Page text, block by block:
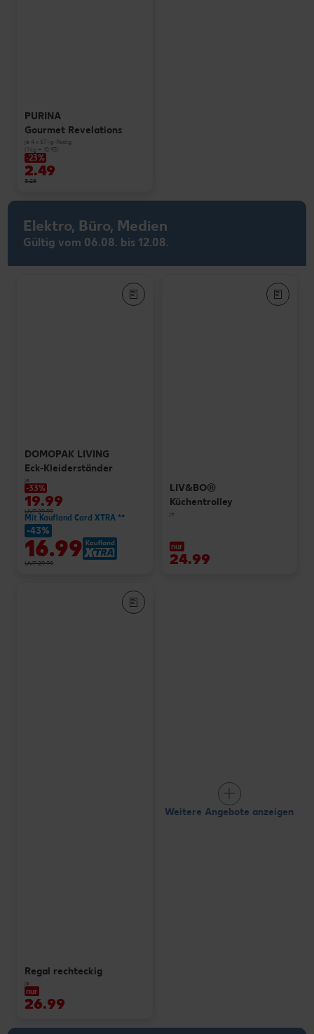
PURINA
Gourmet Revelations
je 4 x 57-g-Packg.
(1 kg = 10.93)
-23%
2.49
3.25
Elektro, Büro, Medien
Gültig vom 06.08. bis 12.08.
DOMOPAK LIVING
Eck-Kleiderständer
je
-33%
19.99
UVP 29.99
Mit Kaufland Card XTRA **
-43%
16.99
UVP 29.99
LIV&BO®
Küchentrolley
je
nur
24.99
Regal rechteckig
je
nur
26.99
Weitere Angebote anzeigen